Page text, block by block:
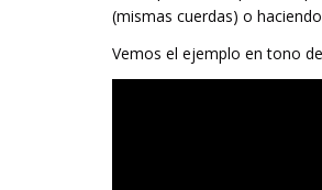
(mismas cuerdas) o
Vemos el ejemplo en tono de